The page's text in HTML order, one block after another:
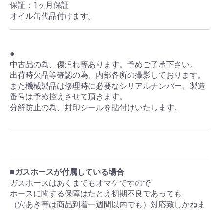
保証：1ヶ月保証
オイル缶代品付けます。
●
中古品の為、傷汚れ等あります。予めご了承下さい。
出荷時欠品等確認の為、内部各所の撮影しております。
また機械製品は修理時に必要なシリアルナンバー、製造
番号は予め控えさせて頂きます。
分解防止の為、封印シールを貼付けいたします。
■ガスホースが付属している場合
ガスホースはあくまでもオマケですので
ホースに関する保障はたとえ初期不良であっても
（穴あき等は商品到着一週間以内でも）対応致しかねま